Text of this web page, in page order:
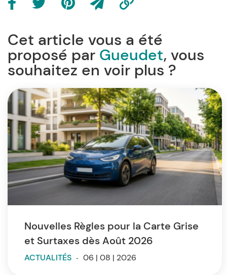
Cet article vous a été
proposé par Gueudet, vous
souhaitez en voir plus ?
Nouvelles Règles pour la Carte Grise
et Surtaxes dès Août 2026
ACTUALITÉS - 06 | 08 | 2026